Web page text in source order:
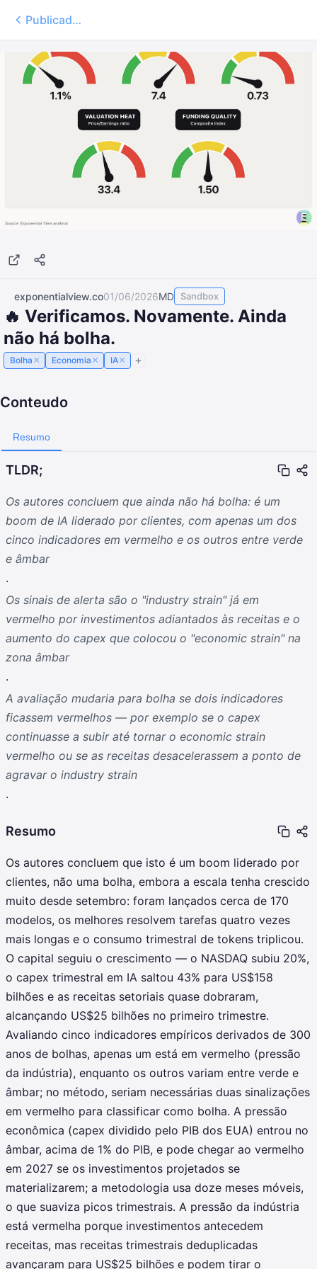
Publicados
exponentialview.co01/06/2026MD Sandbox
🔥 Verificamos. Novamente. Ainda
não há bolha.
Bolha × Economia × IA×
Conteudo
Resumo
TLDR;
Os autores concluem que ainda não há bolha: é um
boom de IA liderado por clientes, com apenas um dos
cinco indicadores em vermelho e os outros entre verde
e âmbar
.
Os sinais de alerta são o "industry strain" já em
vermelho por investimentos adiantados às receitas e o
aumento do capex que colocou o "economic strain" na
zona âmbar
.
A avaliação mudaria para bolha se dois indicadores
ficassem vermelhos — por exemplo se o capex
continuasse a subir até tornar o economic strain
vermelho ou se as receitas desacelerassem a ponto de
agravar o industry strain
.
Resumo
Os autores concluem que isto é um boom liderado por
clientes, não uma bolha, embora a escala tenha crescido
muito desde setembro: foram lançados cerca de 170
modelos, os melhores resolvem tarefas quatro vezes
mais longas e o consumo trimestral de tokens triplicou.
O capital seguiu o crescimento — o NASDAQ subiu 20%,
o capex trimestral em IA saltou 43% para US$158
bilhões e as receitas setoriais quase dobraram,
alcançando US$25 bilhões no primeiro trimestre.
Avaliando cinco indicadores empíricos derivados de 300
anos de bolhas, apenas um está em vermelho (pressão
da indústria), enquanto os outros variam entre verde e
âmbar; no método, seriam necessárias duas sinalizações
em vermelho para classificar como bolha. A pressão
econômica (capex dividido pelo PIB dos EUA) entrou no
âmbar, acima de 1% do PIB, e pode chegar ao vermelho
em 2027 se os investimentos projetados se
materializarem; a metodologia usa doze meses móveis,
o que suaviza picos trimestrais. A pressão da indústria
está vermelha porque investimentos antecedem
receitas, mas receitas trimestrais deduplicadas
avançaram para US$25 bilhões e podem tirar o